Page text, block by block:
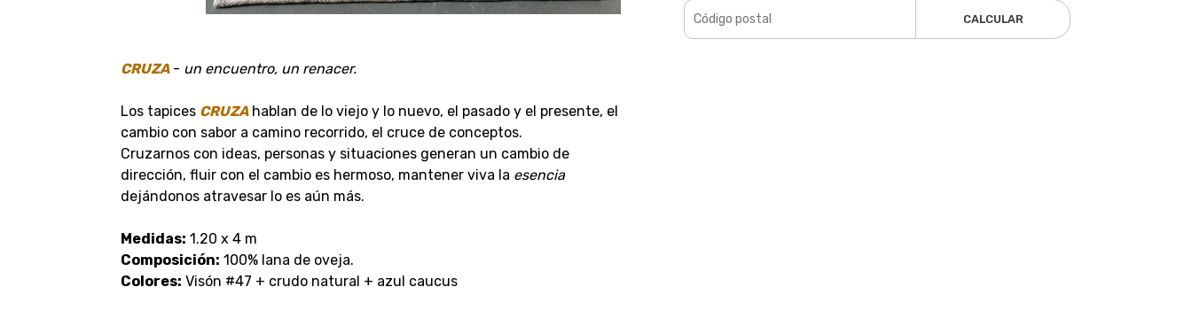
CRUZA- un encuentro, un renacer.
Los tapices CRUZAhablan de lo viejo y lo nuevo, el pasado y el presente, el
cambio con sabor a camino recorrido, el cruce de conceptos.
Cruzarnos con ideas, personas y situaciones generan un cambio de
dirección, fluir con el cambio es hermoso, mantener viva la esencia
dejándonos atravesar lo es aún más.
Medidas: 1.20 x 4 m
Composición: 100% lana de oveja.
Colores: Visón #47 + crudo natural + azul caucus
CALCULAR